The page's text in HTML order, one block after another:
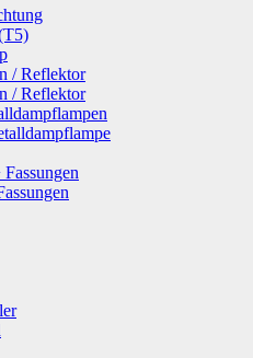
/ Reflektor
/ Reflektor